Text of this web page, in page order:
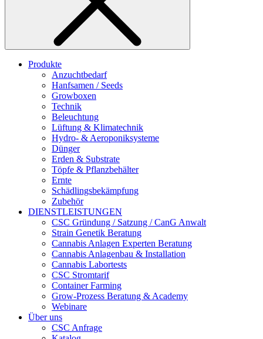
Produkte
Anzuchtbedarf
Hanfsamen / Seeds
Growboxen
Technik
Beleuchtung
Lüftung & Klimatechnik
Hydro- & Aeroponiksysteme
Dünger
Erden & Substrate
Töpfe & Pflanzbehälter
Ernte
Schädlingsbekämpfung
Zubehör
DIENSTLEISTUNGEN
CSC Gründung / Satzung / CanG Anwalt
Strain Genetik Beratung
Cannabis Anlagen Experten Beratung
Cannabis Anlagenbau & Installation
Cannabis Labortests
CSC Stromtarif
Container Farming
Grow-Prozess Beratung & Academy
Webinare
Über uns
CSC Anfrage